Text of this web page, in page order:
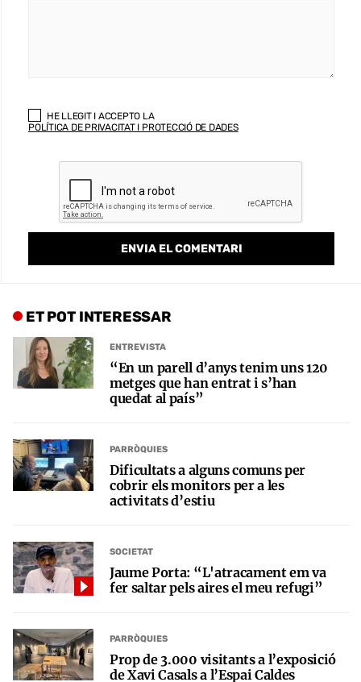
HE LLEGIT I ACCEPTO LA
POLÍTICA DE PRIVACITAT I PROTECCIÓ DE DADES
ET POT INTERESSAR
ENTREVISTA
“En un parell d’anys tenim uns 120
metges que han entrat i s’han
quedat al país”
PARRÒQUIES
Dificultats a alguns comuns per
cobrir els monitors per a les
activitats d’estiu
SOCIETAT
Jaume Porta: “L'atracament em va
fer saltar pels aires el meu refugi”
PARRÒQUIES
Prop de 3.000 visitants a l’exposició
de Xavi Casals a l’Espai Caldes